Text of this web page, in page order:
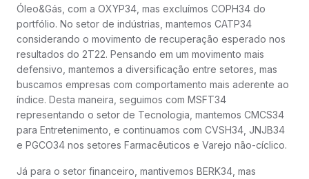
Óleo&Gás, com a OXYP34, mas excluímos COPH34 do
portfólio. No setor de indústrias, mantemos CATP34
considerando o movimento de recuperação esperado nos
resultados do 2T22. Pensando em um movimento mais
defensivo, mantemos a diversificação entre setores, mas
buscamos empresas com comportamento mais aderente ao
índice. Desta maneira, seguimos com MSFT34
representando o setor de Tecnologia, mantemos CMCS34
para Entretenimento, e continuamos com CVSH34, JNJB34
e PGCO34 nos setores Farmacêuticos e Varejo não-cíclico.
Já para o setor financeiro, mantivemos BERK34, mas